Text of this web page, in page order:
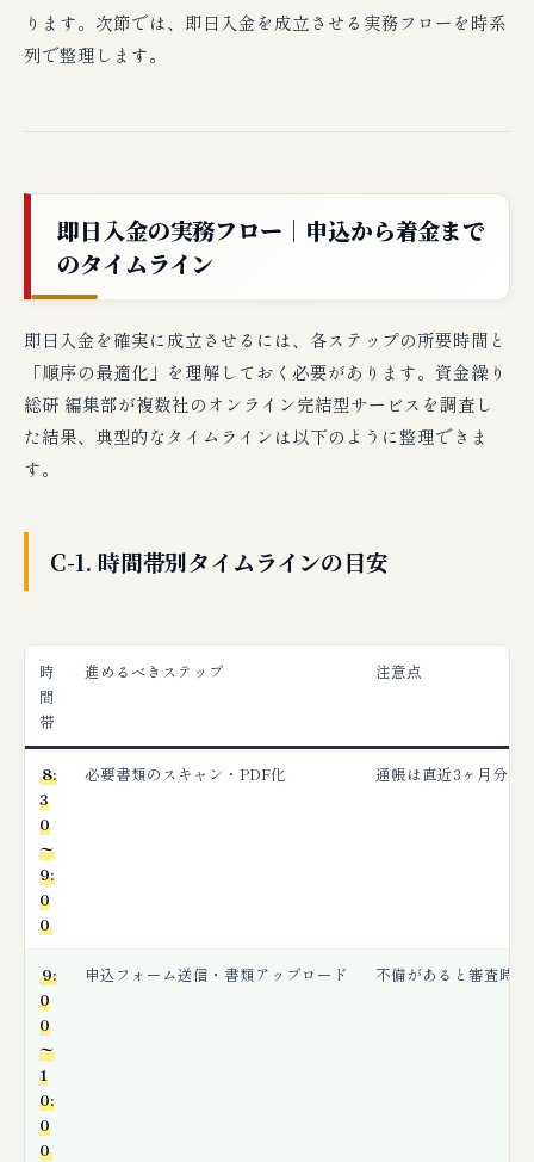
ります。次節では、即日入金を成立させる実務フローを時系
列で整理します。
即日入金の実務フロー｜申込から着金まで
のタイムライン
即日入金を確実に成立させるには、各ステップの所要時間と
「順序の最適化」を理解しておく必要があります。資金繰り
総研 編集部が複数社のオンライン完結型サービスを調査し
た結果、典型的なタイムラインは以下のように整理できま
す。
C-1. 時間帯別タイムラインの目安
時
間
帯
進めるべきステップ 注意点
8:
3
0
〜
9:
0
0
必要書類のスキャン・PDF化 通帳は直近3ヶ月分が
9:
0
0
〜
1
0:
0
0
申込フォーム送信・書類アップロード 不備があると審査時